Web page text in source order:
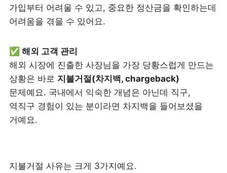
가입부터 어려울 수 있고, 중요한 정산금을 확인하는데
어려움을 겪을 수 있어요.
해외 시장에 진출한 사장님을 가장 당황스럽게 만드는
상황은 바로
문제예요. 국내에서 익숙한 개념은 아닌데 직구,
역직구 경험이 있는 분이라면 차지백을 들어보셨을
거예요.
지불거절 사유는 크게 3가지예요.